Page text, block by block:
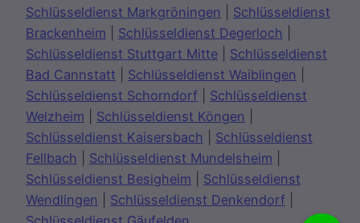
Schlüsseldienst Markgröningen
Schlüsseldienst
Brackenheim
Schlüsseldienst Degerloch
Schlüsseldienst Stuttgart Mitte
Schlüsseldienst
Bad Cannstatt
Schlüsseldienst Waiblingen
Schlüsseldienst Schorndorf
Schlüsseldienst
Welzheim
Schlüsseldienst Köngen
Schlüsseldienst Kaisersbach
Schlüsseldienst
Fellbach
Schlüsseldienst Mundelsheim
Schlüsseldienst Besigheim
Schlüsseldienst
Wendlingen
Schlüsseldienst Denkendorf